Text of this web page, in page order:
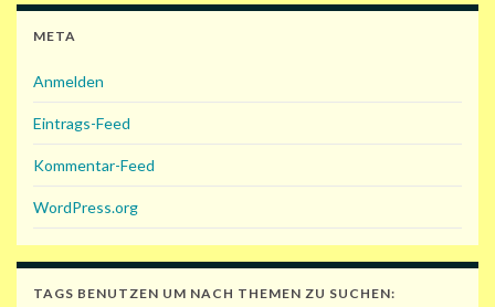
META
Anmelden
Eintrags-Feed
Kommentar-Feed
WordPress.org
TAGS BENUTZEN UM NACH THEMEN ZU SUCHEN: